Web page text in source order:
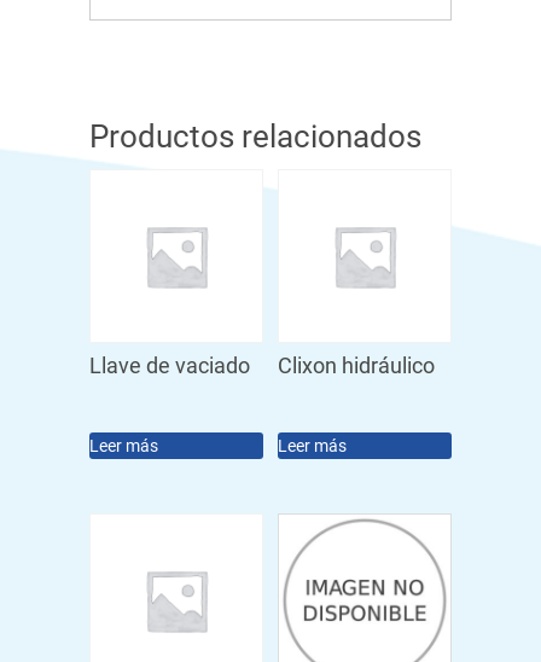
Productos relacionados
Llave de vaciado
Leer más
Clixon hidráulico
Leer más